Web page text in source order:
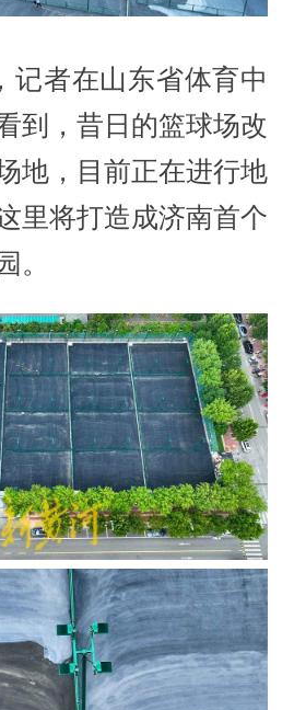
者在山东省体育中
到，昔日的篮球场改
地，目前正在进行地
里将打造成济南首个
。